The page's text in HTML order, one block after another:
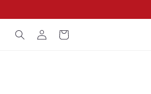
ConnexionPanier